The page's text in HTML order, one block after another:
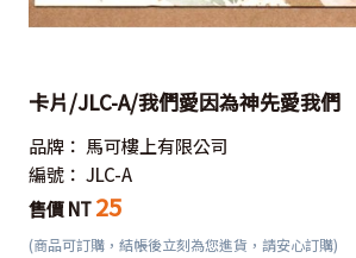
卡片/JLC-A/我們愛因為神先愛我們
品牌： 馬可樓上有限公司
編號： JLC-A
售價 NT 25
(商品可訂購，結帳後立刻為您進貨，請安心訂購)